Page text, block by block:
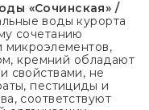
«Сочинская» /
воды курорта
сочетанию
микроэлементов,
кремний обладают
свойствами, не
пестициды и
соответствуют